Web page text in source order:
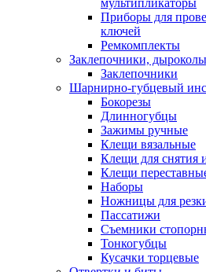
мультипликаторы
Приборы для
ключей
Ремкомплекты
Заклепочники,
Заклепочники
Шарнирно-губцевый
Бокорезы
Длинногубцы
Зажимы ручные
Клещи вязальные
Клещи для снятия
Клещи
Наборы
Ножницы для
Пассатижи
Съемники
Тонкогубцы
Кусачки торцевые